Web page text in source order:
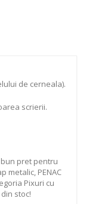
de cerneala).
scrierii.
pret pentru
metalic, PENAC
Pixuri cu
stoc!